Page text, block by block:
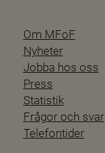
Om MFoF
Nyheter
Jobba hos oss
Press
Statistik
Frågor och svar
Telefontider